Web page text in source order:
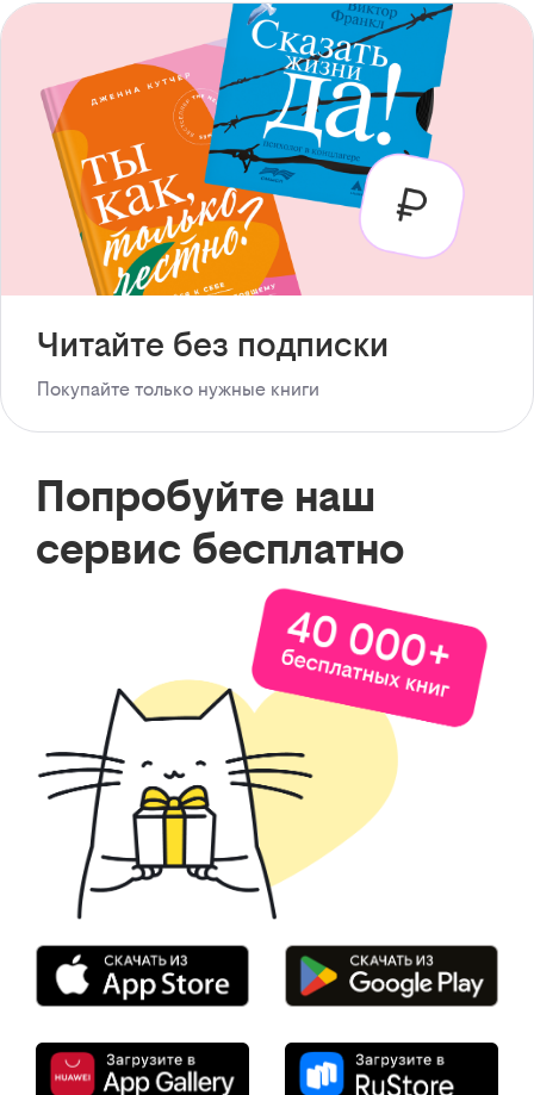
Читайте без подписки
Покупайте только нужные книги
Попробуйте наш
сервис бесплатно